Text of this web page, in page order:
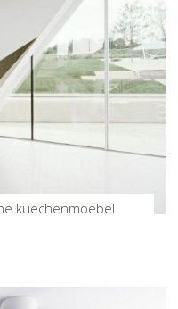
kuechenmoebel